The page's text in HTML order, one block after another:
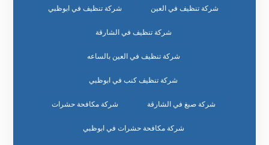
شركة تنظيف في العين شركة تنظيف في ابوظبي
شركة تنظيف في الشارقة
شركة تنظيف في العين بالساعه
شركة تنظيف كنب في ابوظبي
شركة صبغ في الشارقة شركة مكافحة حشرات
شركة مكافحة حشرات في ابوظبي